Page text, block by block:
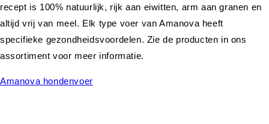
recept is 100% natuurlijk, rijk aan eiwitten, arm aan granen en
altijd vrij van meel. Elk type voer van Amanova heeft
specifieke gezondheidsvoordelen. Zie de producten in ons
assortiment voor meer informatie.
Amanova hondenvoer